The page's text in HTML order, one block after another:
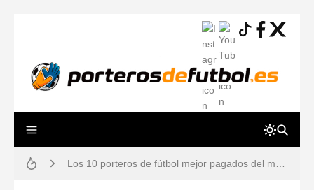
Los 10 porteros de fútbol mejor pagados del mundo en 2026 (Ranking y Sueldos)
Cómo vendarse los dedos si eres portero: Técnicas para evitar lesiones